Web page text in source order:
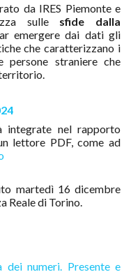
da IRES Piemonte e
sulle sfide dalla
emergere dai dati gli
che caratterizzano i
persone straniere che
integrate nel rapporto
lettore PDF, come ad
martedì 16 dicembre
Reale di Torino.
dei numeri. Presente e